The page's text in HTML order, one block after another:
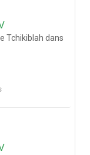
Tchikiblah dans